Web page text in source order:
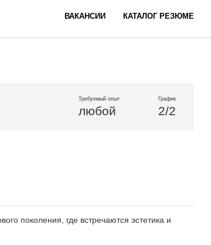
ВАКАНСИИ КАТАЛОГ РЕЗЮМЕ
Требуемый опыт
любой
График
2/2
поколения, где встречаются эстетика и